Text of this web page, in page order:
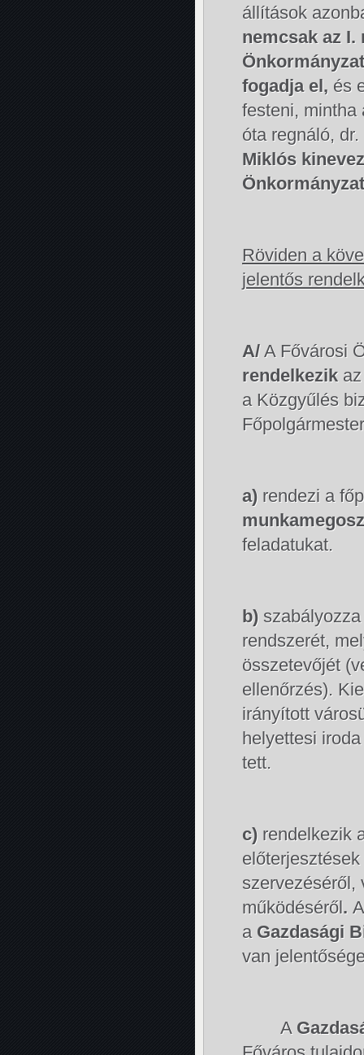
állítások
nemcsak az
fogadja el, és
festeni, mintha
óta regnáló,
Miklós
Röviden a
jelentős
A/A Fővárosi
rendelkezik
a Közgyűlés
a) rendezi a
feladatukat.
b)
rendszerét,
összetevőjét
ellenőrzés).
irányított
helyettesi
tett.
c) rendelkezik
szervezéséről,
működéséről .
a Gazdasági
van
A